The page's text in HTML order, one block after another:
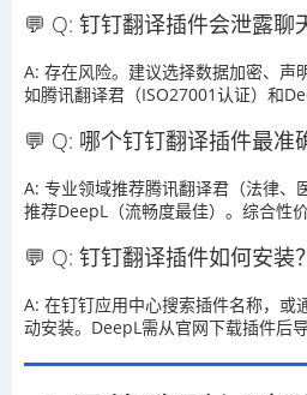
💬 Q: 钉钉翻译插件会泄露聊
A: 存在风险。建议选择数据加密、声
如腾讯翻译君（ISO27001认证）和
💬 Q: 哪个钉钉翻译插件最准
A: 专业领域推荐腾讯翻译君（法律、
推荐DeepL（流畅度最佳）。综合性
💬 Q: 钉钉翻译插件如何安装？
A: 在钉钉应用中心搜索插件名称，或
动安装。DeepL需从官网下载插件后导